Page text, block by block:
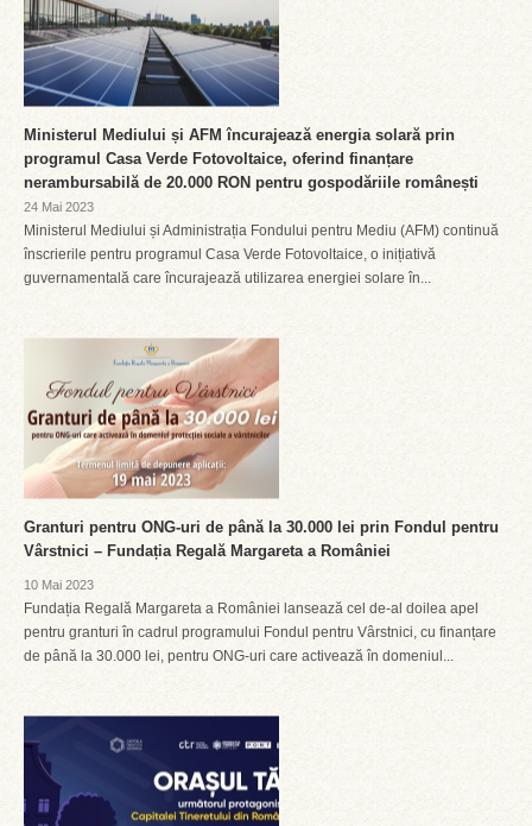
Ministerul Mediului și AFM încurajează energia solară prin
programul Casa Verde Fotovoltaice, oferind finanțare
nerambursabilă de 20.000 RON pentru gospodăriile românești
24 Mai 2023
Ministerul Mediului și Administrația Fondului pentru Mediu (AFM) continuă
înscrierile pentru programul Casa Verde Fotovoltaice, o inițiativă
guvernamentală care încurajează utilizarea energiei solare în...
Granturi pentru ONG-uri de până la 30.000 lei prin Fondul pentru
Vârstnici – Fundația Regală Margareta a României
10 Mai 2023
Fundația Regală Margareta a României lansează cel de-al doilea apel
pentru granturi în cadrul programului Fondul pentru Vârstnici, cu finanțare
de până la 30.000 lei, pentru ONG-uri care activează în domeniul...